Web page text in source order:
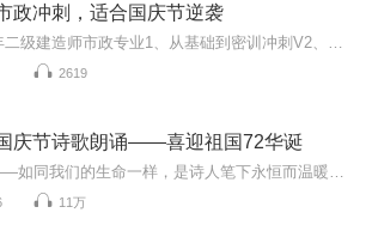
政冲刺，适合国庆节逆袭
2619
庆节诗歌朗诵——喜迎祖国72华诞
11万